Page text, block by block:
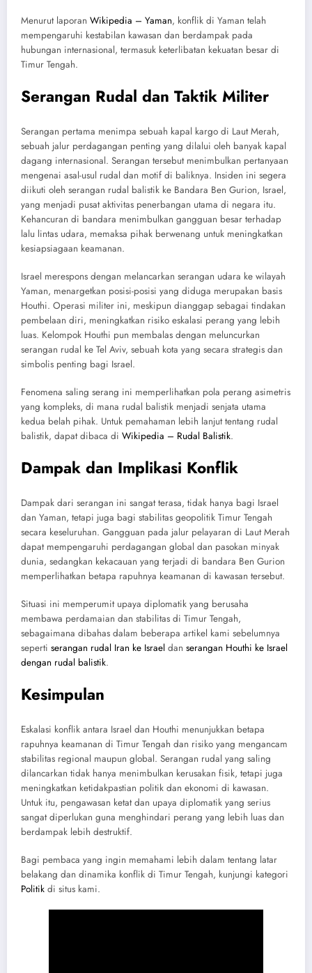
Menurut laporan Wikipedia – Yaman, konflik di Yaman telah
mempengaruhi kestabilan kawasan dan berdampak pada
hubungan internasional, termasuk keterlibatan kekuatan besar di
Timur Tengah.
Serangan Rudal dan Taktik Militer
Serangan pertama menimpa sebuah kapal kargo di Laut Merah,
sebuah jalur perdagangan penting yang dilalui oleh banyak kapal
dagang internasional. Serangan tersebut menimbulkan pertanyaan
mengenai asal-usul rudal dan motif di baliknya. Insiden ini segera
diikuti oleh serangan rudal balistik ke Bandara Ben Gurion, Israel,
yang menjadi pusat aktivitas penerbangan utama di negara itu.
Kehancuran di bandara menimbulkan gangguan besar terhadap
lalu lintas udara, memaksa pihak berwenang untuk meningkatkan
kesiapsiagaan keamanan.
Israel merespons dengan melancarkan serangan udara ke wilayah
Yaman, menargetkan posisi-posisi yang diduga merupakan basis
Houthi. Operasi militer ini, meskipun dianggap sebagai tindakan
pembelaan diri, meningkatkan risiko eskalasi perang yang lebih
luas. Kelompok Houthi pun membalas dengan meluncurkan
serangan rudal ke Tel Aviv, sebuah kota yang secara strategis dan
simbolis penting bagi Israel.
Fenomena saling serang ini memperlihatkan pola perang asimetris
yang kompleks, di mana rudal balistik menjadi senjata utama
kedua belah pihak. Untuk pemahaman lebih lanjut tentang rudal
balistik, dapat dibaca di Wikipedia – Rudal Balistik.
Dampak dan Implikasi Konflik
Dampak dari serangan ini sangat terasa, tidak hanya bagi Israel
dan Yaman, tetapi juga bagi stabilitas geopolitik Timur Tengah
secara keseluruhan. Gangguan pada jalur pelayaran di Laut Merah
dapat mempengaruhi perdagangan global dan pasokan minyak
dunia, sedangkan kekacauan yang terjadi di bandara Ben Gurion
memperlihatkan betapa rapuhnya keamanan di kawasan tersebut.
Situasi ini memperumit upaya diplomatik yang berusaha
membawa perdamaian dan stabilitas di Timur Tengah,
sebagaimana dibahas dalam beberapa artikel kami sebelumnya
seperti serangan rudal Iran ke Israel dan serangan Houthi ke Israel
dengan rudal balistik.
Kesimpulan
Eskalasi konflik antara Israel dan Houthi menunjukkan betapa
rapuhnya keamanan di Timur Tengah dan risiko yang mengancam
stabilitas regional maupun global. Serangan rudal yang saling
dilancarkan tidak hanya menimbulkan kerusakan fisik, tetapi juga
meningkatkan ketidakpastian politik dan ekonomi di kawasan.
Untuk itu, pengawasan ketat dan upaya diplomatik yang serius
sangat diperlukan guna menghindari perang yang lebih luas dan
berdampak lebih destruktif.
Bagi pembaca yang ingin memahami lebih dalam tentang latar
belakang dan dinamika konflik di Timur Tengah, kunjungi kategori
Politik di situs kami.